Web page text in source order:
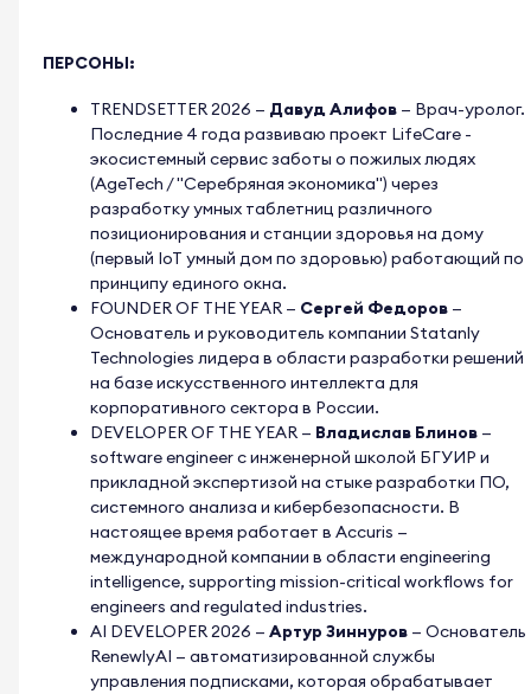
ПЕРСОНЫ:
TRENDSETTER 2026 — Давуд Алифов — Врач-уролог.
Последние 4 года развиваю проект LifeCare -
экосистемный сервис заботы о пожилых людях
(AgeTech / "Серебряная экономика") через
разработку умных таблетниц различного
позиционирования и станции здоровья на дому
(первый IoT умный дом по здоровью) работающий по
принципу единого окна.
FOUNDER OF THE YEAR — Сергей Федоров —
Основатель и руководитель компании Statanly
Technologies лидера в области разработки решений
на базе искусственного интеллекта для
корпоративного сектора в России.
DEVELOPER OF THE YEAR — Владислав Блинов —
software engineer с инженерной школой БГУИР и
прикладной экспертизой на стыке разработки ПО,
системного анализа и кибербезопасности. В
настоящее время работает в Accuris —
международной компании в области engineering
intelligence, supporting mission-critical workflows for
engineers and regulated industries.
AI DEVELOPER 2026 — Артур Зиннуров — Основатель
RenewlyAI — автоматизированной службы
управления подписками, которая обрабатывает